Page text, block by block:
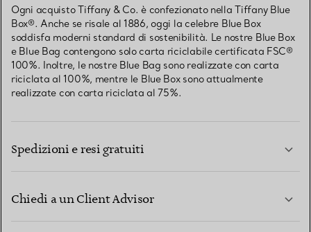
Ogni acquisto Tiffany & Co. è confezionato nella Tiffany Blue
Box®. Anche se risale al 1886, oggi la celebre Blue Box
soddisfa moderni standard di sostenibilità. Le nostre Blue Box
e Blue Bag contengono solo carta riciclabile certificata FSC®
100%. Inoltre, le nostre Blue Bag sono realizzate con carta
riciclata al 100%, mentre le Blue Box sono attualmente
realizzate con carta riciclata al 75%.
Spedizioni e resi gratuiti
Chiedi a un Client Advisor